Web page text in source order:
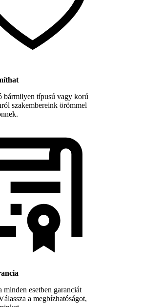
bármilyen típusú vagy korú
szakembereink örömmel
minden esetben garanciát
a megbízhatóságot,